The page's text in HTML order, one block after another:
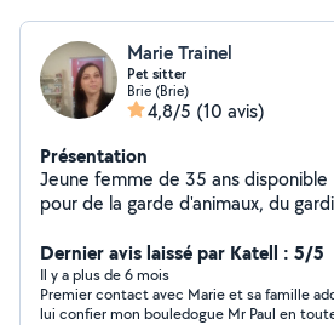
Marie Trainel
Pet sitter
Brie (Brie)
4,8/5 (10 avis)
Présentation
Jeune femme de 35 ans
pour de la garde d'animaux, du gardiennage
chats.
Dernier avis laissé par Katell : 5/5
Il y a plus de 6 mois
Premier contact avec Marie et sa famille
lui confier mon bouledogue Mr Paul en